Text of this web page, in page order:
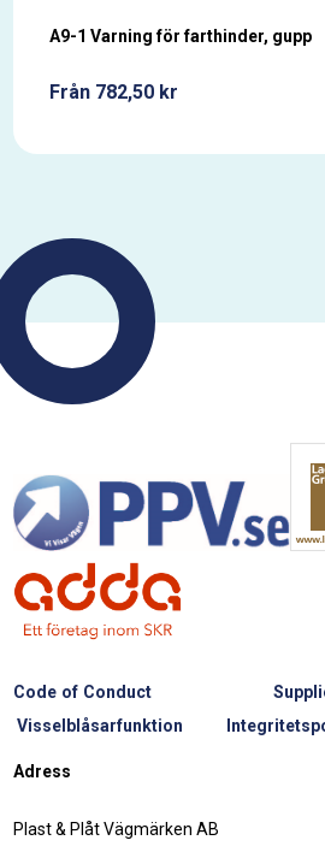
A9-1 Varning för farthinder, gupp
Från 782,50 kr
Code of Conduct
Visselblåsarfunktion
Adress
Plast & Plåt Vägmärken AB